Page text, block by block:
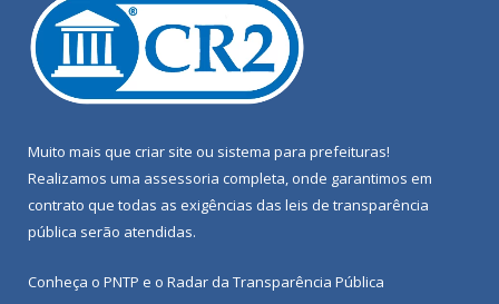
Muito mais que criar site ou sistema para prefeituras!
Realizamos uma assessoria completa, onde garantimos em
contrato que todas as exigências das leis de transparência
pública serão atendidas.
Conheça o PNTP e o Radar da Transparência Pública